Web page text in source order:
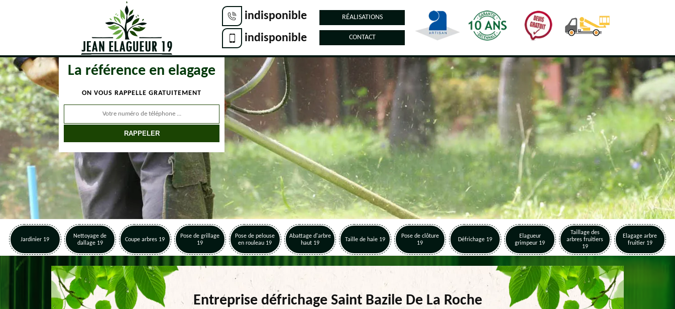
indisponible
indisponible
RÉALISATIONS
CONTACT
La référence en elagage
ON VOUS RAPPELLE GRATUITEMENT
Jardinier 19
Nettoyage de
dallage 19
Coupe arbres 19
Pose de grillage
19
Pose de pelouse
en rouleau 19
Abattage d'arbre
haut 19
Taille de haie 19
Pose de clôture
19
Défrichage 19
Elagueur
grimpeur 19
Taillage des
arbres fruitiers
19
Elagage arbre
fruitier 19
Entreprise défrichage Saint Bazile De La Roche